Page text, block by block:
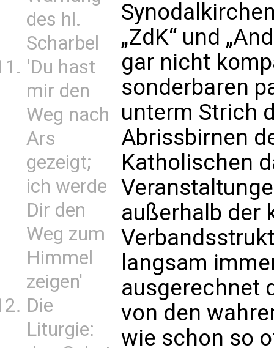
des hl.
Scharbel
'Du hast
mir den
Weg nach
Ars
gezeigt;
ich werde
Dir den
Weg zum
Himmel
zeigen'
Die
Liturgie:
„ZdK“ und
gar nicht
sonderbaren
unterm Strich
Abrissbirnen
Katholischen
außerhalb der
langsam
ausgerechnet
von den
wie schon so